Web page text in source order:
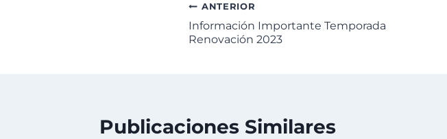
ANTERIOR
Información Importante Temporada
Renovación 2023
Publicaciones Similares